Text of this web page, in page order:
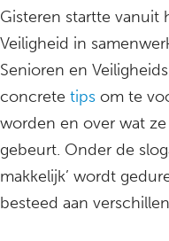
Gisteren startte vanuit
Veiligheid in
Senioren en
concrete tips om te
worden en over wat
gebeurt. Onder de
makkelijk’ wordt
besteed aan